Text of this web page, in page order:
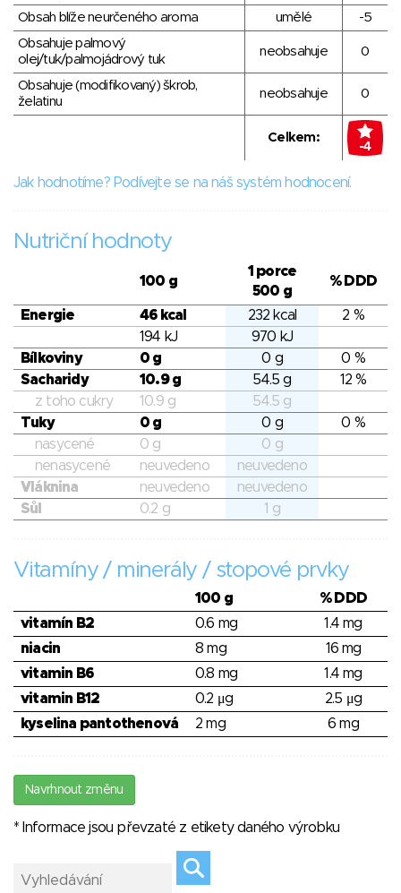
Obsah blíže neurčeného aroma
umělé
-5
Obsahuje palmový
olej/tuk/palmojádrový tuk
neobsahuje 0
Obsahuje (modifikovaný) škrob,
želatinu
neobsahuje 0
Celkem:
-4
Jak hodnotíme? Podívejte se na náš systém hodnocení.
Nutriční hodnoty
100 g
1 porce
500 g
% DDD
Energie 46 kcal 232 kcal
2 %
194 kJ
970 kJ
Bílkoviny
0 g 0 g
0 %
Sacharidy
10.9 g 54.5 g
12 %
z toho cukry
10.9 g
54.5 g
Tuky
0 g 0 g
0 %
nasycené
0 g
0 g
nenasycené
neuvedeno
neuvedeno
Vláknina
neuvedeno
neuvedeno
Sůl
0.2 g 1 g
Vitamíny / minerály / stopové prvky
100 g
% DDD
vitamín B2
0.6 mg
1.4 mg
niacin
8 mg
16 mg
vitamin B6
0.8 mg
1.4 mg
vitamin B12
0.2 μg
2.5 μg
kyselina pantothenová
2 mg 6 mg
Navrhnout změnu
* Informace jsou převzaté z etikety daného výrobku